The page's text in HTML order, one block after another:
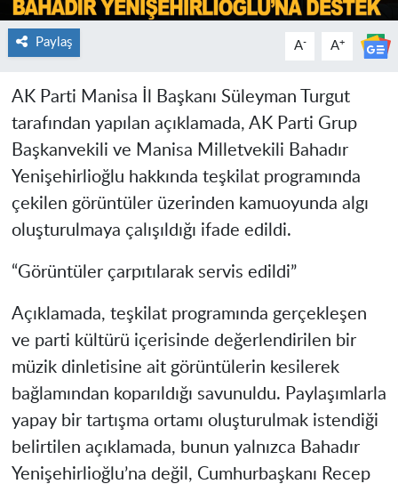
Paylaş A- A+
AK Parti Manisa İl Başkanı Süleyman Turgut
tarafından yapılan açıklamada, AK Parti Grup
Başkanvekili ve Manisa Milletvekili Bahadır
Yenişehirlioğlu hakkında teşkilat programında
çekilen görüntüler üzerinden kamuoyunda algı
oluşturulmaya çalışıldığı ifade edildi.
“Görüntüler çarpıtılarak servis edildi”
Açıklamada, teşkilat programında gerçekleşen
ve parti kültürü içerisinde değerlendirilen bir
müzik dinletisine ait görüntülerin kesilerek
bağlamından koparıldığı savunuldu. Paylaşımlarla
yapay bir tartışma ortamı oluşturulmak istendiği
belirtilen açıklamada, bunun yalnızca Bahadır
Yenişehirlioğlu’na değil, Cumhurbaşkanı Recep